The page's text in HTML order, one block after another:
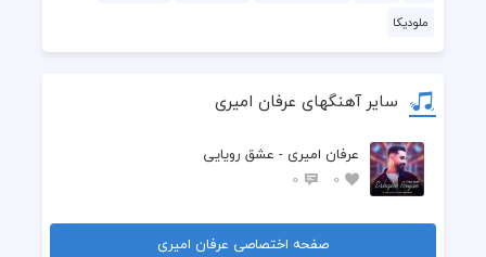
ملودیکا
سایر آهنگهای عرفان امیری
عرفان امیری - عشق رویایی
0
0
صفحه اختصاصی عرفان امیری